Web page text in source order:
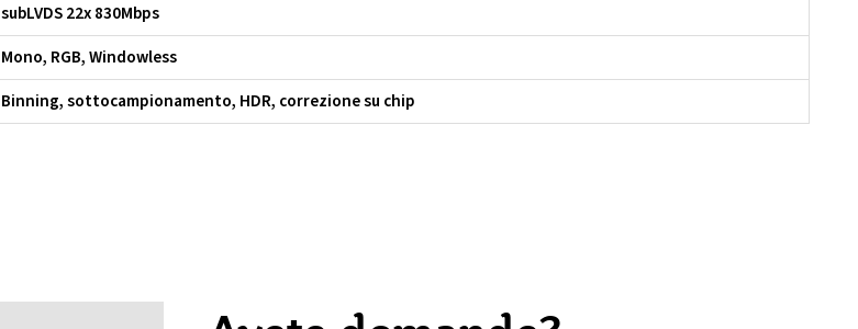
subLVDS 22x 830Mbps
Mono, RGB, Windowless
Binning, sottocampionamento, HDR, correzione su chip